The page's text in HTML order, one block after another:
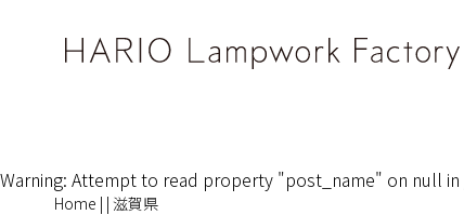
Warning: Attempt to read property "post_name" on null in
Home | | 滋賀県